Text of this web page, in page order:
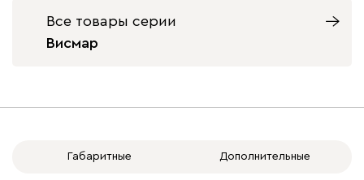
Все товары серии
Висмар
Габаритные Дополнительные